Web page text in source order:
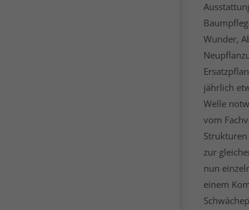
Wunder,
jährlich
Welle
vom
zur
nun
einem